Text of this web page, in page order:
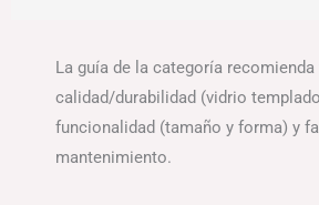
La guía de la categoría
calidad/durabilidad (vidrio
funcionalidad (tamaño y forma) y
mantenimiento.